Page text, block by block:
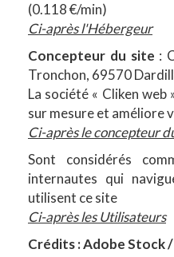
(0.118 €/min)
Ci-après l'Hébergeur
Concepteur du site :
Tronchon, 69570
La société « Cliken
sur mesure et améliore
Ci-après le concepteur
Sont considérés
internautes qui
utilisent ce site
Ci-après les Utilisateurs
Crédits : Adobe Stock